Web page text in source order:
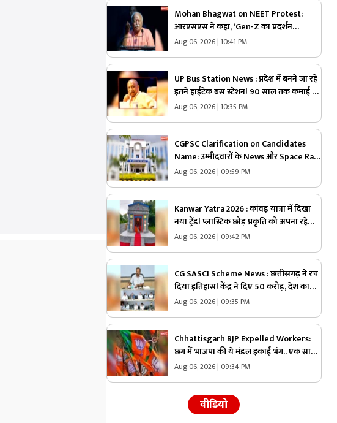
Mohan Bhagwat on NEET Protest:
आरएसएस ने कहा, ‘Gen-Z का प्रदर्शन
देशविरोधी नहीं, ये नई पीढ़ी ज्यादा ईमानदार है’..
कहा
Aug 06, 2026 | 10:41 PM
UP Bus Station News : प्रदेश में बनने जा रहे
इतने हाईटेक बस स्टेशन! 90 साल तक कमाई का
मौका, योगी सरकार ने शुरू की बड़ी योजना
Aug 06, 2026 | 10:35 PM
CGPSC Clarification on Candidates
Name: उम्मीदवारों के News और Space Rani
जैसे नाम.. क्या हुई है कोई गड़बड़ी या नाम है
वास्तविक?.. अब सामने आई CGPSC की सफाई,
पढ़ें
Aug 06, 2026 | 09:59 PM
Kanwar Yatra 2026 : कांवड़ यात्रा में दिखा
नया ट्रेंड! प्लास्टिक छोड़ प्रकृति को अपना रहे
शिवभक्त, हर कांवड़ दे रही बड़ा संदेश
Aug 06, 2026 | 09:42 PM
CG SASCI Scheme News : छत्तीसगढ़ ने रच
दिया इतिहास! केंद्र ने दिए 50 करोड़, देश का
पहला राज्य बना जिसने हासिल की ये बड़ी
Aug 06, 2026 | 09:35 PM
Chhattisgarh BJP Expelled Workers:
छग में भाजपा की ये मंडल इकाई भंग.. एक साथ
इतने कार्यकर्ताओं को कर दिया निष्कासित, अब
Aug 06, 2026 | 09:34 PM
वीडियो